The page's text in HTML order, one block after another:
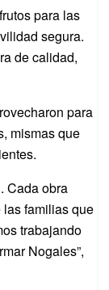
para las
segura.
de calidad,
para
mismas que
Cada obra
familias que
trabajando
Nogales”,